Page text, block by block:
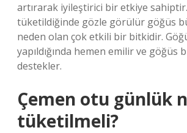
artırarak iyileştirici bir etkiye
tüketildiğinde gözle görülür göğüs
neden olan çok etkili bir bitkidir.
yapıldığında hemen emilir ve göğüs
destekler.
Çemen otu günlük
tüketilmeli?